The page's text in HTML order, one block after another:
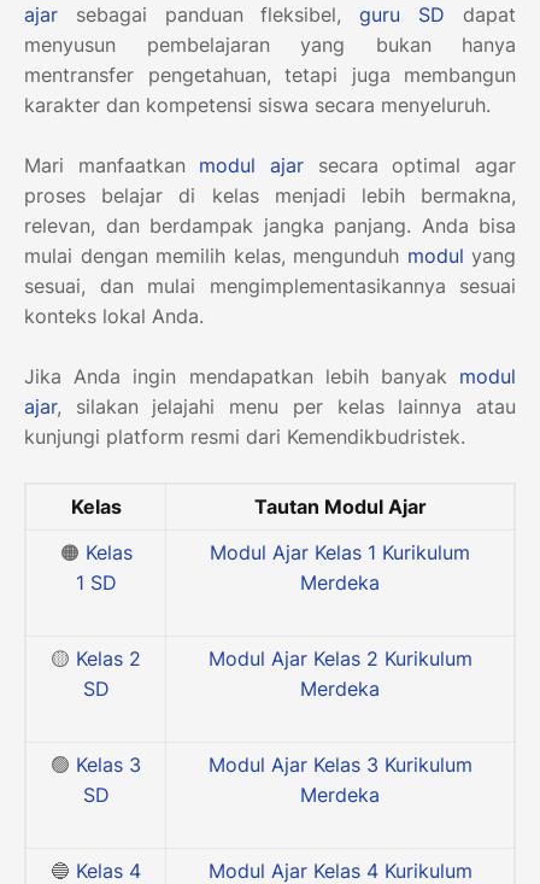
ajar sebagai panduan fleksibel,guru SD dapat
menyusun pembelajaran yang bukan hanya
mentransfer pengetahuan, tetapi juga membangun
karakter dan kompetensi siswa secara menyeluruh.
Mari manfaatkan modul ajar secara optimal agar
proses belajar di kelas menjadi lebih bermakna,
relevan, dan berdampak jangka panjang. Anda bisa
mulai dengan memilih kelas, mengunduh modul yang
sesuai, dan mulai mengimplementasikannya sesuai
konteks lokal Anda.
Jika Anda ingin mendapatkan lebih banyak modul
ajar, silakan jelajahi menu per kelas lainnya atau
kunjungi platform resmi dari Kemendikbudristek.
Kelas
Tautan Modul Ajar
🟠 Kelas
1 SD
Modul Ajar Kelas 1 Kurikulum
Merdeka
🟡 Kelas 2
SD
Modul Ajar Kelas 2 Kurikulum
Merdeka
🟢 Kelas 3
SD
Modul Ajar Kelas 3 Kurikulum
Merdeka
🔵 Kelas 4 Modul Ajar Kelas 4 Kurikulum